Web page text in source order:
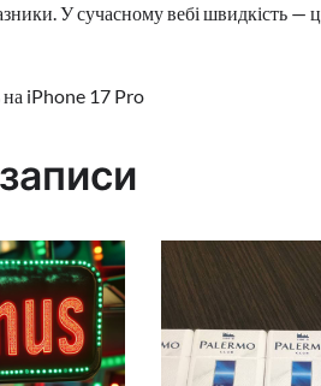
У сучасному вебі швидкість —
на iPhone 17 Pro